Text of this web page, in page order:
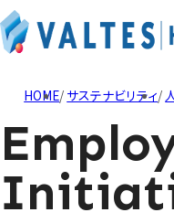
HOME サステナビリティ